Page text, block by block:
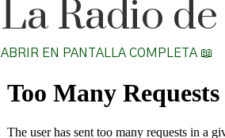
La Radio
ABRIR EN PANTALLA COMPLETA 📖